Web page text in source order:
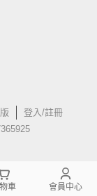
登入/註冊
車 會員中心